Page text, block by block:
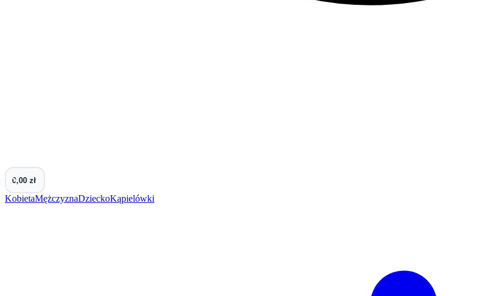
0,00 zł
KobietaMężczyznaDzieckoKąpielówki